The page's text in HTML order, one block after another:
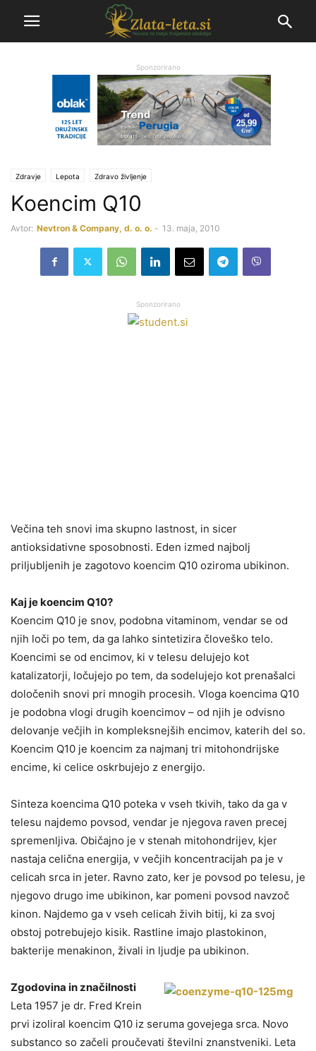
Sponzorirano
Zdravje Lepota Zdravo življenje
Koencim Q10
Avtor: Nevtron & Company, d. o. o. - 13. maja, 2010
Sponzorirano
Večina teh snovi ima skupno lastnost, in sicer
antioksidativne sposobnosti. Eden izmed najbolj
priljubljenih je zagotovo koencim Q10 oziroma ubikinon.
Kaj je koencim Q10?
Koencim Q10 je snov, podobna vitaminom, vendar se od
njih loči po tem, da ga lahko sintetizira človeško telo.
Koencimi se od encimov, ki v telesu delujejo kot
katalizatorji, ločujejo po tem, da sodelujejo kot prenašalci
določenih snovi pri mnogih procesih. Vloga koencima Q10
je podobna vlogi drugih koencimov – od njih je odvisno
delovanje večjih in kompleksnejših encimov, katerih del so.
Koencim Q10 je koencim za najmanj tri mitohondrijske
encime, ki celice oskrbujejo z energijo.
Sinteza koencima Q10 poteka v vseh tkivih, tako da ga v
telesu najdemo povsod, vendar je njegova raven precej
spremenljiva. Običajno je v stenah mitohondrijev, kjer
nastaja celična energija, v večjih koncentracijah pa je v
celicah srca in jeter. Ravno zato, ker je povsod po telesu, je
njegovo drugo ime ubikinon, kar pomeni povsod navzoč
kinon. Najdemo ga v vseh celicah živih bitij, ki za svoj
obstoj potrebujejo kisik. Rastline imajo plastokinon,
bakterije menakinon, živali in ljudje pa ubikinon.
Zgodovina in značilnosti
Leta 1957 je dr. Fred Krein
prvi izoliral koencim Q10 iz seruma govejega srca. Novo
substanco so začeli proučevati številni znanstveniki. Leta